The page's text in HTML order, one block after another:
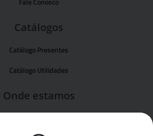
Catálogos
Catálogo Presentes
Catálogo Utilidades
Onde estamos